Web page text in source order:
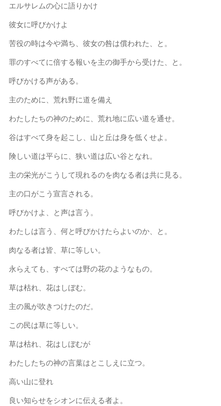
エルサレムの心に語りかけ
彼女に呼びかけよ
苦役の時は今や満ち、彼女の咎は償われた、と。
罪のすべてに倍する報いを主の御手から受けた、と。
呼びかける声がある。
主のために、荒れ野に道を備え
わたしたちの神のために、荒れ地に広い道を通せ。
谷はすべて身を起こし、山と丘は身を低くせよ。
険しい道は平らに、狭い道は広い谷となれ。
主の栄光がこうして現れるのを肉なる者は共に見る。
主の口がこう宣言される。
呼びかけよ、と声は言う。
わたしは言う、何と呼びかけたらよいのか、と。
肉なる者は皆、草に等しい。
永らえても、すべては野の花のようなもの。
草は枯れ、花はしぼむ。
主の風が吹きつけたのだ。
この民は草に等しい。
草は枯れ、花はしぼむが
わたしたちの神の言葉はとこしえに立つ。
高い山に登れ
良い知らせをシオンに伝える者よ。